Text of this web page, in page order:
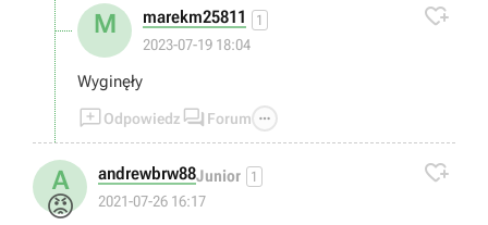
M marekm25811 1
2023-07-19 18:04

Wyginęły
Odpowiedz  Forum 
A
😡
andrewbrw88Junior 1
2021-07-26 16:17
